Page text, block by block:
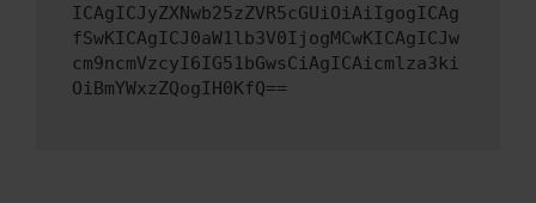
ICAgICJyZXNwb25zZVR5cGUiOiAiIgogICAg
fSwKICAgICJ0aW1lb3V0IjogMCwKICAgICJw
cm9ncmVzcyI6IG51bGwsCiAgICAicmlza3ki
OiBmYWxzZQogIH0KfQ==